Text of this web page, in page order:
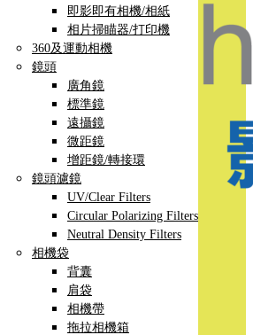
即影即有相機/相紙
相片掃瞄器/打印機
360及運動相機
鏡頭
廣角鏡
標準鏡
遠攝鏡
微距鏡
增距鏡/轉接環
鏡頭濾鏡
UV/Clear Filters
Circular Polarizing Filters
Neutral Density Filters
相機袋
背囊
肩袋
相機帶
拖拉相機箱